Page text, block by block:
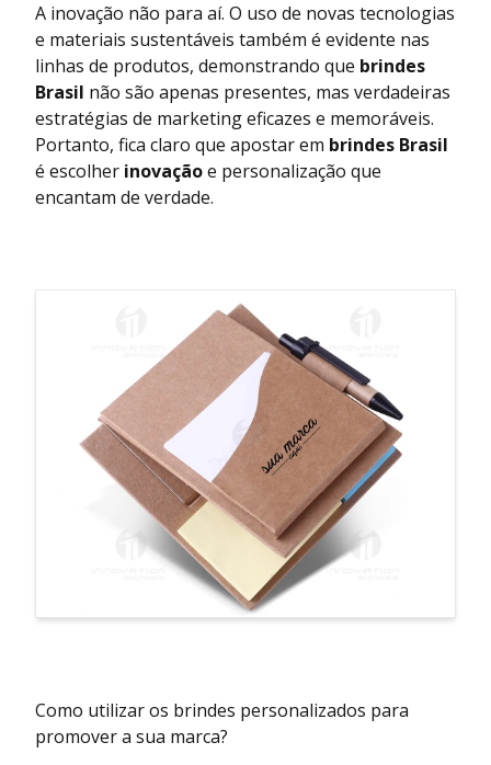
A inovação não para aí. O uso de novas tecnologias
e materiais sustentáveis também é evidente nas
linhas de produtos, demonstrando que brindes
Brasil não são apenas presentes, mas verdadeiras
estratégias de marketing eficazes e memoráveis.
Portanto, fica claro que apostar em brindes Brasil
é escolher inovaçãoe personalização que
encantam de verdade.
Como utilizar os brindes personalizados para
promover a sua marca?